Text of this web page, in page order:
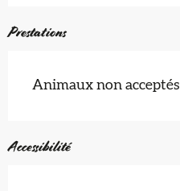
Prestations
Animaux non acceptés
Accessibilité